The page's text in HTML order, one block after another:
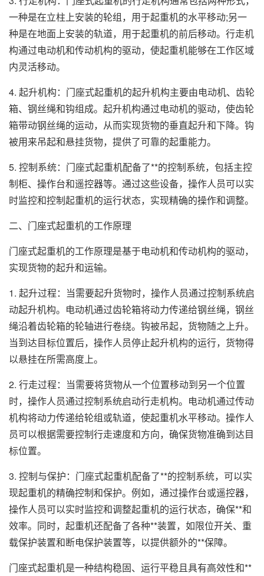
一种是在立柱上安装的轮组，用于起重机的水平移动;另一
种是在地面上安装的轨道，用于起重机的前后移动。行走机
构通过电动机和传动机构的驱动，使起重机能够在工作区域
内灵活移动。
4. 起升机构：门座式起重机的起升机构主要由电动机、齿轮
箱、钢丝绳和钩组成。起升机构通过电动机的驱动，使齿轮
箱带动钢丝绳的运动，从而实现货物的垂直起升和下降。钩
被用来吊起和悬挂货物，提供了可靠的起重能力。
5. 控制系统：门座式起重机配备了**的控制系统，包括主控
制柜、操作台和遥控器等。通过这些设备，操作人员可以实
时监控和控制起重机的运行状态，实现精确的操作和调整。
二、门座式起重机的工作原理
门座式起重机的工作原理是基于电动机和传动机构的驱动，
实现货物的起升和运输。
1. 起升过程：当需要起升货物时，操作人员通过控制系统启
动起升机构。电动机通过齿轮箱将动力传递给钢丝绳，钢丝
绳沿着齿轮箱的轮轴进行卷绕。钩被吊起，货物随之上升。
当到达目标位置后，操作人员停止起升机构的运行，货物得
以悬挂在所需高度上。
2. 行走过程：当需要将货物从一个位置移动到另一个位置
时，操作人员通过控制系统启动行走机构。电动机通过传动
机构将动力传递给轮组或轨道，使起重机水平移动。操作人
员可以根据需要控制行走速度和方向，确保货物准确到达目
标位置。
3. 控制与保护：门座式起重机配备了**的控制系统，可以实
现起重机的精确控制和保护。例如，通过操作台或遥控器，
操作人员可以实时监控和调整起重机的运行状态，确保**和
效率。同时，起重机还配备了各种**装置，如限位开关、重
载保护装置和断电保护装置等，以提供额外的**保障。
门座式起重机是一种结构稳固、运行平稳且具有高效性和**